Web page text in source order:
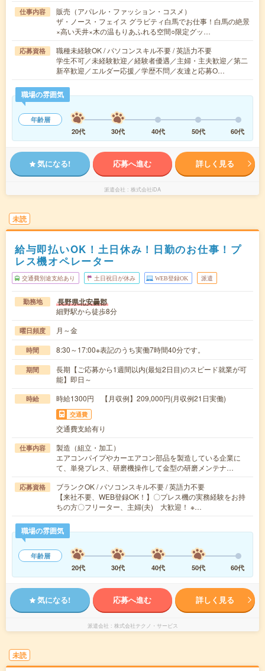
仕事内容
販売（アパレル・ファッション・コスメ）
ザ・ノース・フェイス グラビティ白馬でお仕事！白馬の絶景
×高い天井×木の温もりあふれる空間○限定グッ…
応募資格
職種未経験OK / パソコンスキル不要 / 英語力不要
学生不可／未経験歓迎／経験者優遇／主婦・主夫歓迎／第二
新卒歓迎／エルダー応援／学歴不問／友達と応募O…
職場の雰囲気
年齢層
20代
30代 40代 50代 60代
気になる! 応募へ進む 詳しく見る
派遣会社 株式会社iDA
未読
給与即払いOK！土日休み！日勤のお仕事！プ
レス機オペレーター
交通費別途支給あり 土日祝日が休み WEB登録OK 派遣
勤務地 長野県北安曇郡
細野駅から徒歩8分
曜日頻度 月～金
時間 8:30～17:00※表記のうち実働7時間40分です。
期間
長期【ご応募から1週間以内(最短2日目)のスピード就業が可
能】即日～
時給 時給1300円 【月収例】209,000円(月収例21日実働)
交通費
交通費支給有り
仕事内容
製造（組立・加工）
エアコンパイプやカーエアコン部品を製造している企業に
て、単発プレス、研磨機操作して金型の研磨メンテナ…
応募資格
ブランクOK / パソコンスキル不要 / 英語力不要
【来社不要、WEB登録OK！】〇プレス機の実務経験をお持
ちの方〇フリーター、主婦(夫) 大歓迎！ ※…
職場の雰囲気
年齢層
20代
30代 40代 50代 60代
気になる! 応募へ進む 詳しく見る
派遣会社 株式会社テクノ・サービス
未読